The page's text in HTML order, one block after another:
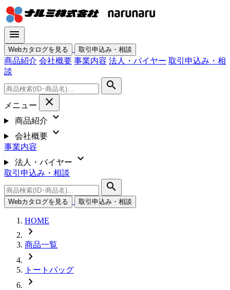
menu
Webカタログを見る 取引申込み・相談
商品紹介 会社概要 事業内容 法人・バイヤー 取引申込み・相
談
search
メニュー close
商品紹介 expand_more
会社概要 expand_more
事業内容
法人・バイヤー
expand_more
取引申込み・相談
search
Webカタログを見る 取引申込み・相談
HOME
chevron_right
商品一覧
chevron_right
トートバッグ
chevron_right